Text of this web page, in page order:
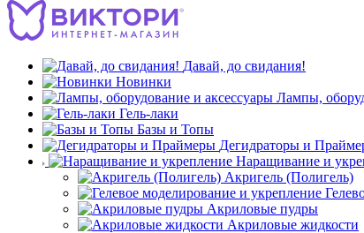
Давай, до свидания!
Новинки
Лампы,
Гель-лаки
Базы и Топы
Дегидраторы и
Наращивание и
Акригель (Полигель)
Акриловые пудры
Акриловые жидкости